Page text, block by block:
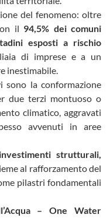
del fenomeno: oltre
il 94,5% dei comuni
esposti a rischio
di imprese e a un
inestimabile.
sono la conformazione
due terzi montuoso o
climatico, aggravati
avvenuti in aree
investimenti strutturali,
al rafforzamento del
pilastri fondamentali
– One Water